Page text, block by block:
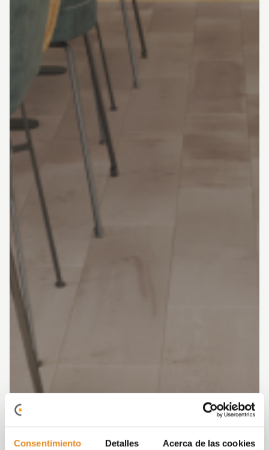
Consentimiento Detalles Acerca de las cookies